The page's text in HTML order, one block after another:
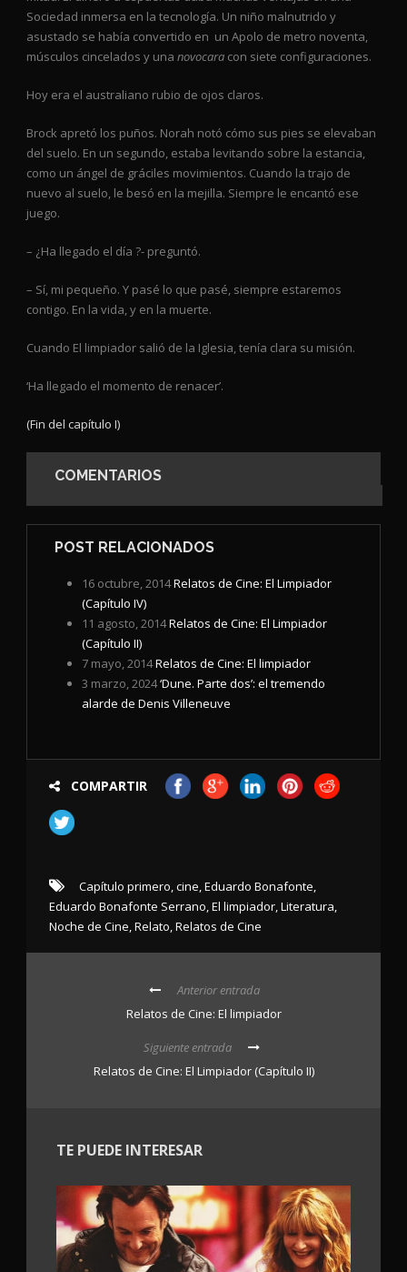
Sociedad inmersa en la tecnología. Un niño malnutrido y
asustado se había convertido en un Apolo de metro noventa,
músculos cincelados y una novocara con siete configuraciones.
Hoy era el australiano rubio de ojos claros.
Brock apretó los puños. Norah notó cómo sus pies se elevaban
del suelo. En un segundo, estaba levitando sobre la estancia,
como un ángel de gráciles movimientos. Cuando la trajo de
nuevo al suelo, le besó en la mejilla. Siempre le encantó ese
juego.
– ¿Ha llegado el día ?- preguntó.
– Sí, mi pequeño. Y pasé lo que pasé, siempre estaremos
contigo. En la vida, y en la muerte.
Cuando El limpiador salió de la Iglesia, tenía clara su misión.
‘Ha llegado el momento de renacer’.
(Fin del capítulo I)
COMENTARIOS
POST RELACIONADOS
16 octubre, 2014Relatos de Cine: El Limpiador
(Capítulo IV)
11 agosto, 2014Relatos de Cine: El Limpiador
(Capítulo II)
7 mayo, 2014Relatos de Cine: El limpiador
3 marzo, 2024‘Dune. Parte dos’: el tremendo
alarde de Denis Villeneuve
COMPARTIR
Capítulo primero,cine,Eduardo Bonafonte,
Eduardo Bonafonte Serrano,El limpiador,Literatura,
Noche de Cine,Relato,Relatos de Cine
Anterior entrada
Relatos de Cine: El limpiador
Siguiente entrada
Relatos de Cine: El Limpiador (Capítulo II)
TE PUEDE INTERESAR